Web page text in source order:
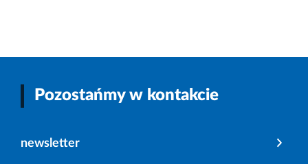
Pozostańmy w kontakcie
newsletter